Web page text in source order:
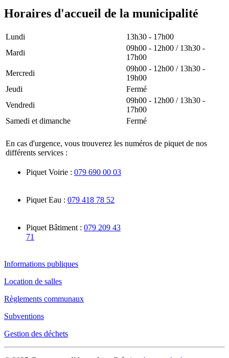
Horaires d'accueil de la municipalité
Lundi
13h30 - 17h00
Mardi
09h00 - 12h00 / 13h30 -
17h00
Mercredi
09h00 - 12h00 / 13h30 -
19h00
Jeudi
Fermé
Vendredi
09h00 - 12h00 / 13h30 -
17h00
Samedi et dimanche
Fermé
En cas d'urgence, vous trouverez les numéros de piquet de nos
différents services :
Piquet Voirie : 079 690 00 03
Piquet Eau : 079 418 78 52
Piquet Bâtiment : 079 209 43
71
Informations publiques
Location de salles
Règlements communaux
Subventions
Gestion des déchets